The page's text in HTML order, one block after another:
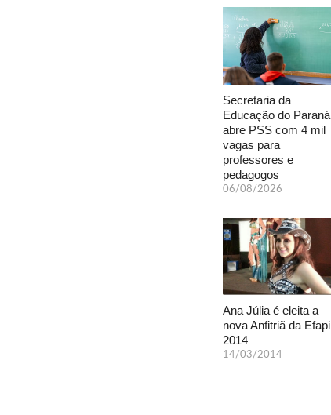
Secretaria da
Educação do Paraná
abre PSS com 4 mil
vagas para
professores e
pedagogos
06/08/2026
Ana Júlia é eleita a
nova Anfitriã da Efapi
2014
14/03/2014